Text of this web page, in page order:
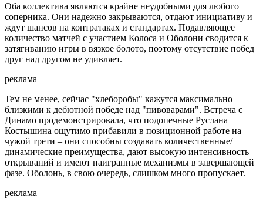
Оба коллектива являются крайне неудобными для любого
соперника. Они надежно закрываются, отдают инициативу и
ждут шансов на контратаках и стандартах. Подавляющее
количество матчей с участием Колоса и Оболони сводится к
затягиванию игры в вязкое болото, поэтому отсутствие побед
друг над другом не удивляет.
реклама
Тем не менее, сейчас "хлеборобы" кажутся максимально
близкими к дебютной победе над "пивоварами". Встреча с
Динамо продемонстрировала, что подопечные Руслана
Костышина ощутимо прибавили в позиционной работе на
чужой трети – они способны создавать количественные/
динамические преимущества, дают высокую интенсивность
открываний и имеют наигранные механизмы в завершающей
фазе. Оболонь, в свою очередь, слишком много пропускает.
реклама